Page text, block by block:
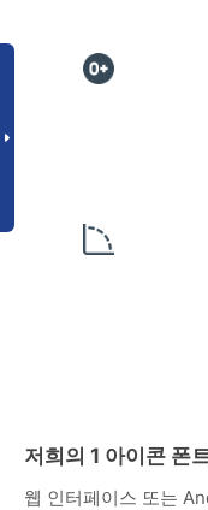
저희의 1 아이콘 폰
웹 인터페이스 또는